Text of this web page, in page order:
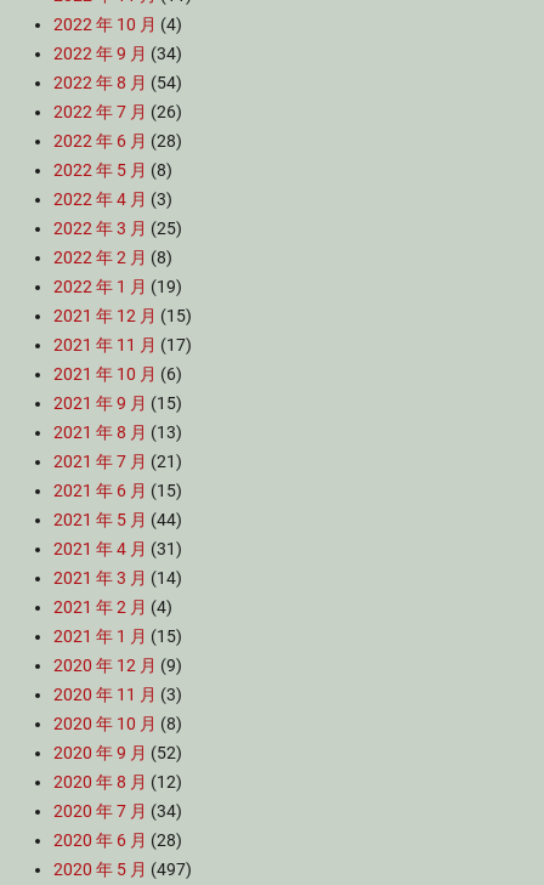
2022 年 10 月 (4)
2022 年 9 月 (34)
2022 年 8 月 (54)
2022 年 7 月 (26)
2022 年 6 月 (28)
2022 年 5 月 (8)
2022 年 4 月 (3)
2022 年 3 月 (25)
2022 年 2 月 (8)
2022 年 1 月 (19)
2021 年 12 月 (15)
2021 年 11 月 (17)
2021 年 10 月 (6)
2021 年 9 月 (15)
2021 年 8 月 (13)
2021 年 7 月 (21)
2021 年 6 月 (15)
2021 年 5 月 (44)
2021 年 4 月 (31)
2021 年 3 月 (14)
2021 年 2 月 (4)
2021 年 1 月 (15)
2020 年 12 月 (9)
2020 年 11 月 (3)
2020 年 10 月 (8)
2020 年 9 月 (52)
2020 年 8 月 (12)
2020 年 7 月 (34)
2020 年 6 月 (28)
2020 年 5 月 (497)